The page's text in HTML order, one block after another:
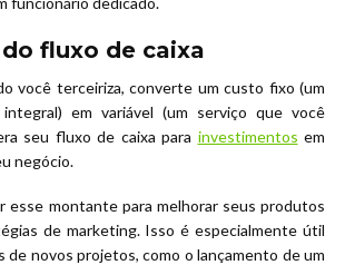
fluxo de caixa
você terceiriza, converte um custo fixo (um
em variável (um serviço que você
seu fluxo de caixa para investimentos em
negócio.
esse montante para melhorar seus produtos
de marketing. Isso é especialmente útil
de novos projetos, como o lançamento de um